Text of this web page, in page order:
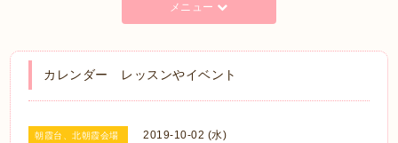
メニュー
カレンダー レッスンやイベント
朝霞台、北朝霞会場 2019-10-02 (水)